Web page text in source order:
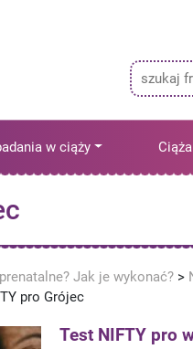
w ciąży Ciąża
Jak je wykonać? >
pro Grójec
Test NIFTY pro